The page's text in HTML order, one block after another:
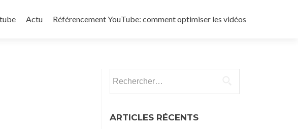
Actu Référencement YouTube: comment optimiser les vidéos
ARTICLES RÉCENTS